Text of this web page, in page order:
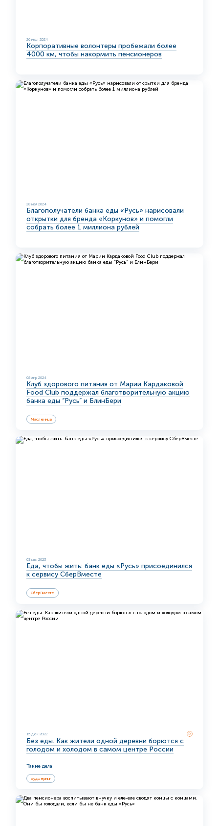
26 июл 2024
Корпоративные волонтеры пробежали более
4000 км, чтобы накормить пенсионеров
28 мая 2024
Благополучатели банка еды «Русь» нарисовали
открытки для бренда «Коркунов» и помогли
собрать более 1 миллиона рублей
08 апр 2024
Клуб здорового питания от Марии Кардаковой
Food Club поддержал благотворительную акцию
банка еды “Русь” и БлинБери
Масленица
03 мая 2023
Еда, чтобы жить: банк еды «Русь» присоединился
к сервису СберВместе
СберВместе
15 дек 2022
Без еды. Как жители одной деревни борются с
голодом и холодом в самом центре России
Такие дела
фудшеринг